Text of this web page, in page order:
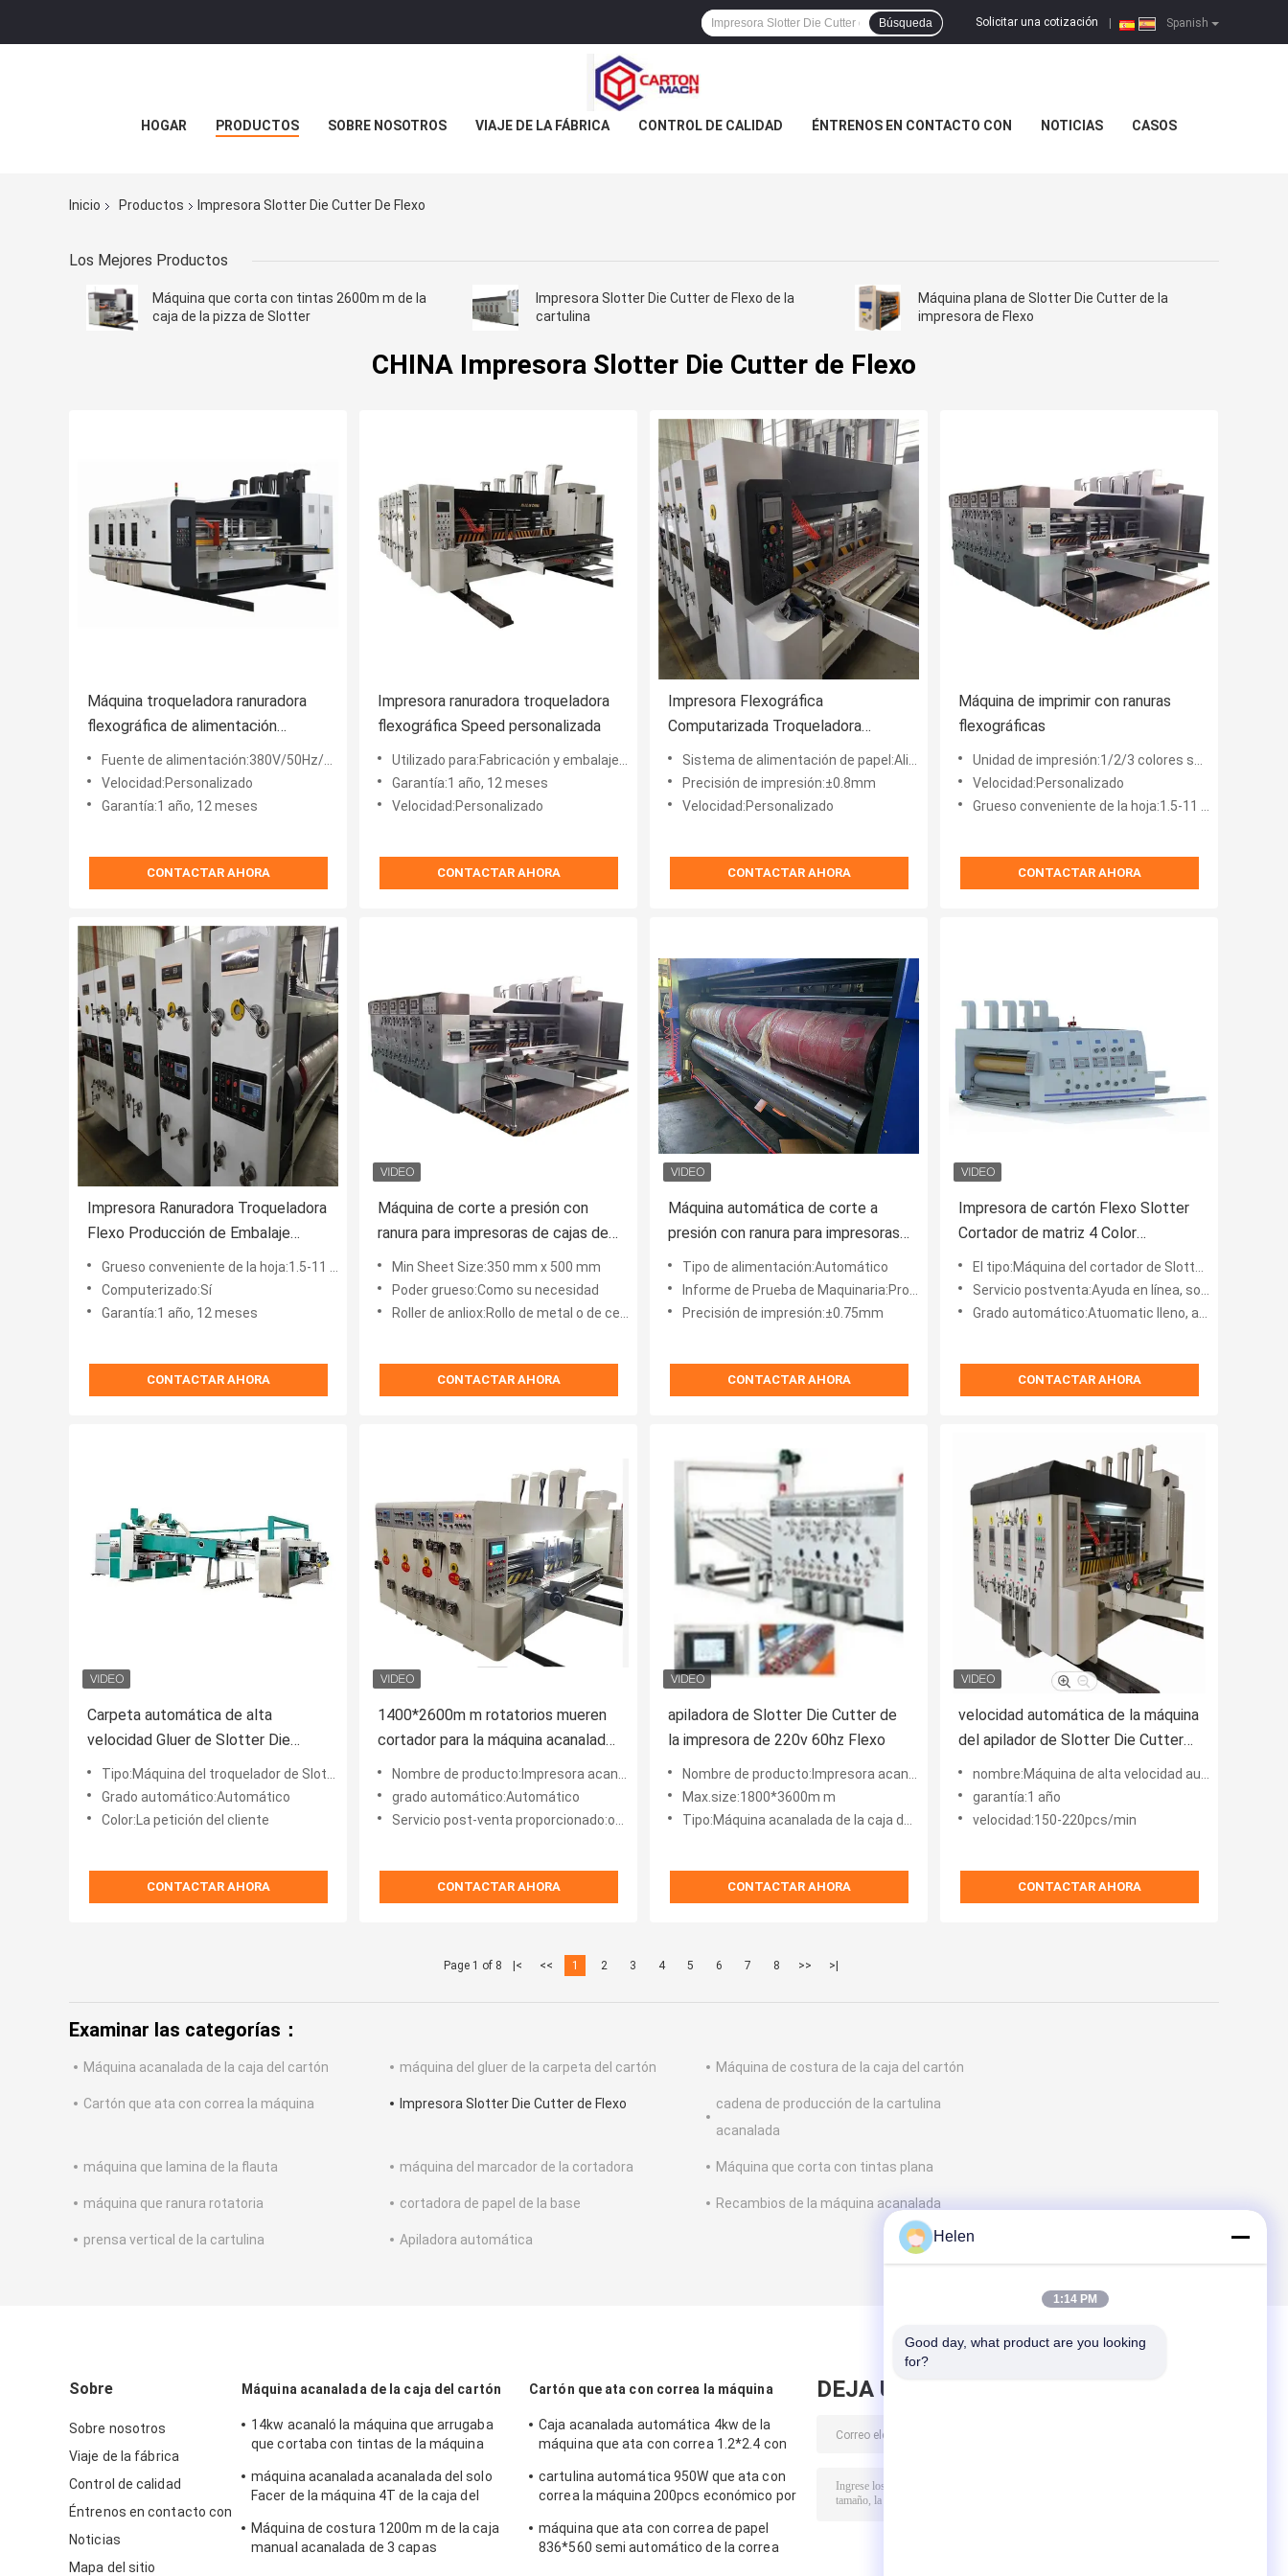
Spanish
Solicitar una cotización
Búsqueda
HOGAR PRODUCTOS SOBRE NOSOTROS VIAJE DE LA FÁBRICA CONTROL DE CALIDAD ÉNTRENOS EN CONTACTO CON NOTICIAS CASOS
Inicio Productos Impresora Slotter Die Cutter De Flexo
Los Mejores Productos
Máquina que corta con tintas 2600m m de la
caja de la pizza de Slotter
Impresora Slotter Die Cutter de Flexo de la
cartulina
Máquina plana de Slotter Die Cutter de la
impresora de Flexo
CHINA Impresora Slotter Die Cutter de Flexo
Máquina troqueladora ranuradora
flexográfica de alimentación
automática
Fuente de alimentación:380V/50Hz/3ph
Velocidad:Personalizado
Garantía:1 año, 12 meses
CONTACTAR AHORA
Impresora ranuradora troqueladora
flexográfica Speed personalizada
Utilizado para:Fabricación y embalaje de cajas onduladas
Garantía:1 año, 12 meses
Velocidad:Personalizado
CONTACTAR AHORA
Impresora Flexográfica
Computarizada Troqueladora
Fabricación de Cajas de Cartón
Corrugado
Sistema de alimentación de papel:Alimentador del borde de ataque
Precisión de impresión:±0.8mm
Velocidad:Personalizado
CONTACTAR AHORA
Máquina de imprimir con ranuras
flexográficas
Unidad de impresión:1/2/3 colores según las necesidades del cliente
Velocidad:Personalizado
Grueso conveniente de la hoja:1.5-11 mm
CONTACTAR AHORA
Impresora Ranuradora Troqueladora
Flexo Producción de Embalaje
Personalizada
Grueso conveniente de la hoja:1.5-11 mm
Computerizado:Sí
Garantía:1 año, 12 meses
CONTACTAR AHORA
Máquina de corte a presión con
ranura para impresoras de cajas de
pizza
Min Sheet Size:350 mm x 500 mm
Poder grueso:Como su necesidad
Roller de anliox:Rollo de metal o de cerámica
CONTACTAR AHORA
Máquina automática de corte a
presión con ranura para impresoras
flexibles de alta velocidad
Tipo de alimentación:Automático
Informe de Prueba de Maquinaria:Proporcionado
Precisión de impresión:±0.75mm
CONTACTAR AHORA
Impresora de cartón Flexo Slotter
Cortador de matriz 4 Color
Informatizado
El tipo:Máquina del cortador de Slotter Die de la impresora de Flexo
Servicio postventa:Ayuda en línea, soporte técnico video, centro de servicio de ultramar disponible, N
Grado automático:Atuomatic lleno, automatizó
CONTACTAR AHORA
Carpeta automática de alta
velocidad Gluer de Slotter Die
Cutter de la impresora de Flexo
Tipo:Máquina del troquelador de Slotter de la impresora de Flexo
Grado automático:Automático
Color:La petición del cliente
CONTACTAR AHORA
1400*2600m m rotatorios mueren
cortador para la máquina acanalada
360 grados de ajustable
Nombre de producto:Impresora acanalada Slotter Die-Cutter Stacker de Flexo del cartón
grado automático:Automático
Servicio post-venta proporcionado:onlive
CONTACTAR AHORA
apiladora de Slotter Die Cutter de
la impresora de 220v 60hz Flexo
Nombre de producto:Impresora acanalada Slotter Die-Cutter Stacker de Flexo del cartón
Max.size:1800*3600m m
Tipo:Máquina acanalada de la caja del cartón
CONTACTAR AHORA
velocidad automática de la máquina
del apilador de Slotter Die Cutter
de la impresora de color 380v 3
nombre:Máquina de alta velocidad automática de Slotter Die-Cutter Stacker de la impresora de color 3
garantía:1 año
velocidad:150-220pcs/min
CONTACTAR AHORA
Page 1 of 8 |< << 1 2 3 4 5 6 7 8 >> >|
Examinar las categorías：
Máquina acanalada de la caja del cartón máquina del gluer de la carpeta del cartón Máquina de costura de la caja del cartón
Cartón que ata con correa la máquina Impresora Slotter Die Cutter de Flexo
cadena de producción de la cartulina
acanalada
máquina que lamina de la flauta máquina del marcador de la cortadora Máquina que corta con tintas plana
máquina que ranura rotatoria cortadora de papel de la base Recambios de la máquina acanalada
prensa vertical de la cartulina Apiladora automática
Sobre
Sobre nosotros
Viaje de la fábrica
Control de calidad
Éntrenos en contacto con
Noticias
Mapa del sitio
Máquina acanalada de la caja del cartón
14kw acanaló la máquina que arrugaba
que cortaba con tintas de la máquina
máquina acanalada acanalada del solo
Facer de la máquina 4T de la caja del
Máquina de costura 1200m m de la caja
manual acanalada de 3 capas
Cartón que ata con correa la máquina
Caja acanalada automática 4kw de la
máquina que ata con correa 1.2*2.4 con
cartulina automática 950W que ata con
correa la máquina 200pcs económico por
máquina que ata con correa de papel
836*560 semi automático de la correa
DEJA UN MENSAJE
Helen
1:14 PM
Good day, what product are you looking
for?